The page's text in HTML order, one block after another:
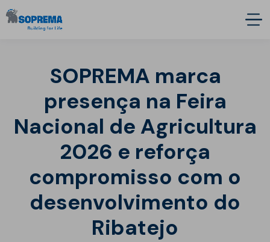
SOPREMA marca
presença na Feira
Nacional de Agricultura
2026 e reforça
compromisso com o
desenvolvimento do
Ribatejo